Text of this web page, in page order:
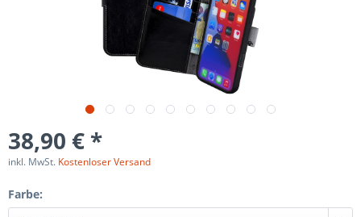
38,90 € *
inkl. MwSt. Kostenloser Versand
Farbe: